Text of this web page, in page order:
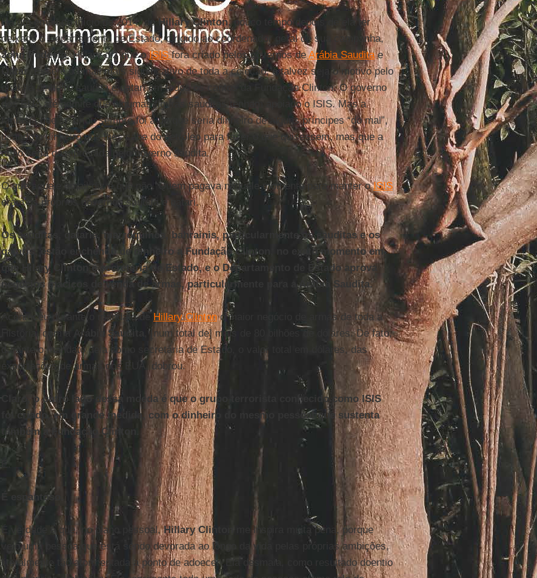
Há um email do início de 2014, deHillary Clinton, pouco tempo depois de ela ter
deixado o Departamento de Estado, dirigido ao coordenador geral de sua campanha,
John Podesta. Hillary diz que oISISfora criado pelos governos deArábia Sauditae
Qatar. Esse é o email mais significativo de toda a coleção, e talvez seja o motivo pelo
qual há dinheiro saudita e qatari em todos os cantos da Fundação Clinton. O governo
dos EUA até admite que algumas figuras sauditas tenham apoiado o ISIS. Mas a
fantasia que se criou sempre foi a de que seria dinheiro de alguns príncipes “do mal”,
usando o dinheiro que lhes cabe do petróleo para fazer o que quisessem, mas que a
ação seria desaprovada pelo governo saudita.
O que aquele email diz é que não. Quem pagava naquele momento para manter oISIS
eram os próprios governos saudita e qatari.
Os sauditas, qataris, marroquinos, bahrainis, particularmente os sauditas e os
qataris, estão enchendo de dinheiro a Fundação Clinton, no exato momento em
que Hilary Clinton é secretária de Estado, e o Departamento de Estado aprova
negócios maciços de venda de armas, particularmente para a Arábia Saudita.
Aconteceu durante o mandato de Hillary Clintono maior negócio de armas de toda a
História, com a
Arábia Saudita
, [num total de] mais de 80 bilhões de dólares. De fato,
durante o mandato dela como secretária de Estado, o valor total em dólares, das
exportações de armas dos EUA, dobrou.
Claro, o outro lado dessa moeda é que o grupo terrorista conhecido como ISIS
foi criado, em grande medida, com o dinheiro do mesmo pessoal que sustenta
também a Fundação Clinton.
É.
É espantoso.
É verdade é que, no plano pessoal,Hillary Clinton
me inspira muita pena, porque
vejo uma pessoa que está sendo devorada ao longo da vida pelas próprias ambições,
literalmente tão atormentada a ponto de adoecer. Ela desmaia, como resultado doentio